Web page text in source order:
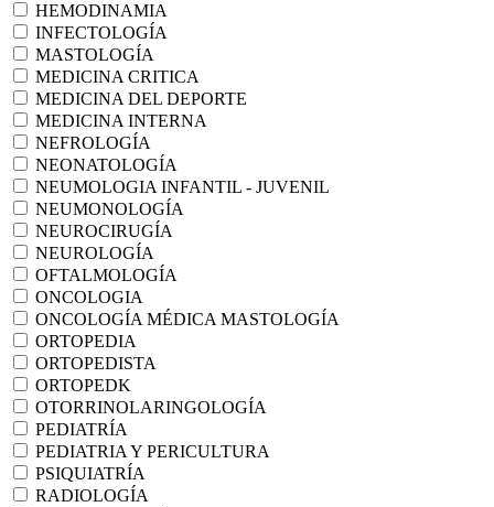
HEMODINAMIA
INFECTOLOGÍA
MASTOLOGÍA
MEDICINA CRITICA
MEDICINA DEL DEPORTE
MEDICINA INTERNA
NEFROLOGÍA
NEONATOLOGÍA
NEUMOLOGIA INFANTIL - JUVENIL
NEUMONOLOGÍA
NEUROCIRUGÍA
NEUROLOGÍA
OFTALMOLOGÍA
ONCOLOGIA
ONCOLOGÍA MÉDICA MASTOLOGÍA
ORTOPEDIA
ORTOPEDISTA
ORTOPEDK
OTORRINOLARINGOLOGÍA
PEDIATRÍA
PEDIATRIA Y PERICULTURA
PSIQUIATRÍA
RADIOLOGÍA